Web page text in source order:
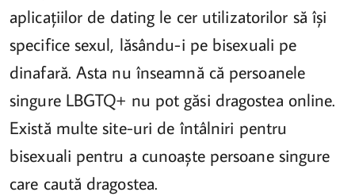
aplicațiilor de dating le cer utilizatorilor să își
specifice sexul, lăsându-i pe bisexuali pe
dinafară. Asta nu înseamnă că persoanele
singure LBGTQ+ nu pot găsi dragostea online.
Există multe site-uri de întâlniri pentru
bisexuali pentru a cunoaște persoane singure
care caută dragostea.